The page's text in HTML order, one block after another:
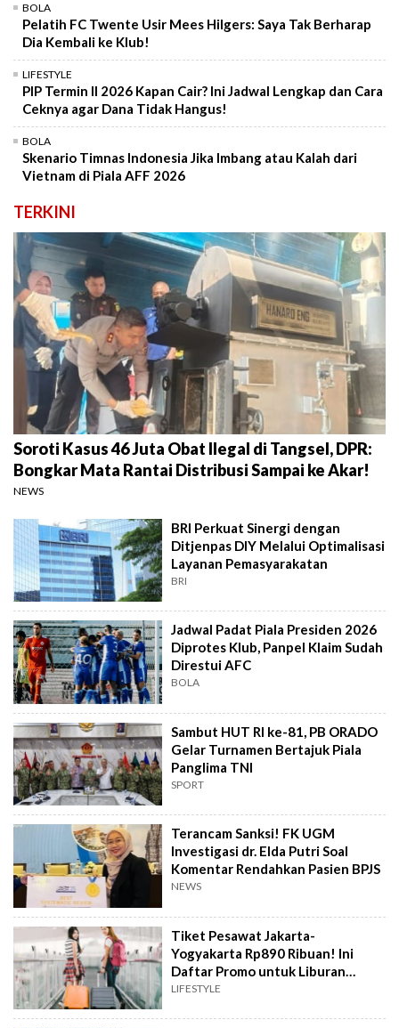
BOLA
Pelatih FC Twente Usir Mees Hilgers: Saya Tak Berharap
Dia Kembali ke Klub!
LIFESTYLE
PIP Termin II 2026 Kapan Cair? Ini Jadwal Lengkap dan Cara
Ceknya agar Dana Tidak Hangus!
BOLA
Skenario Timnas Indonesia Jika Imbang atau Kalah dari
Vietnam di Piala AFF 2026
TERKINI
Soroti Kasus 46 Juta Obat Ilegal di Tangsel, DPR:
Bongkar Mata Rantai Distribusi Sampai ke Akar!
NEWS
BRI Perkuat Sinergi dengan
Ditjenpas DIY Melalui Optimalisasi
Layanan Pemasyarakatan
BRI
Jadwal Padat Piala Presiden 2026
Diprotes Klub, Panpel Klaim Sudah
Direstui AFC
BOLA
Sambut HUT RI ke-81, PB ORADO
Gelar Turnamen Bertajuk Piala
Panglima TNI
SPORT
Terancam Sanksi! FK UGM
Investigasi dr. Elda Putri Soal
Komentar Rendahkan Pasien BPJS
NEWS
Tiket Pesawat Jakarta-
Yogyakarta Rp890 Ribuan! Ini
Daftar Promo untuk Liburan
Hemat
LIFESTYLE